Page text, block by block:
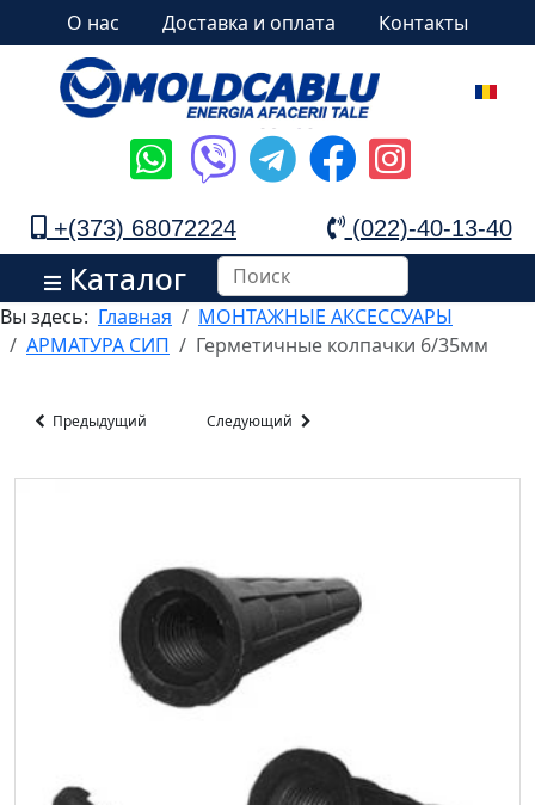
О нас Доставка и оплата Контакты
+(373) 68072224 (022)-40-13-40
Каталог
Вы здесь: Главная
МОНТАЖНЫЕ АКСЕССУАРЫ
АРМАТУРА СИП
Герметичные колпачки 6/35мм
Предыдущий Следующий